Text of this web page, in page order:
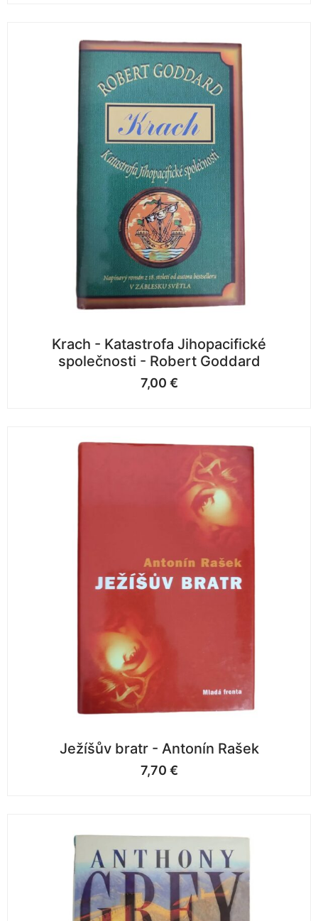
Krach - Katastrofa Jihopacifické
společnosti - Robert Goddard
7,00 €
Ježíšův bratr - Antonín Rašek
7,70 €